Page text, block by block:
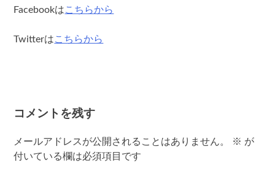
Facebookはこちらから
Twitterはこちらから
コメントを残す
メールアドレスが公開されることはありません。 ※ が
付いている欄は必須項目です